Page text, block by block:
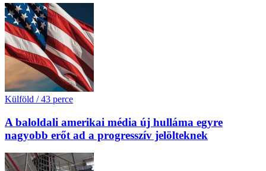
Külföld / 43 perce
A baloldali amerikai média új hulláma egyre
nagyobb erőt ad a progresszív jelölteknek